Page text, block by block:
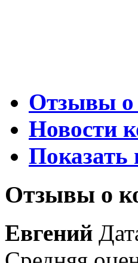
Отзывы о
Новости
Показать
Отзывы о
Евгений